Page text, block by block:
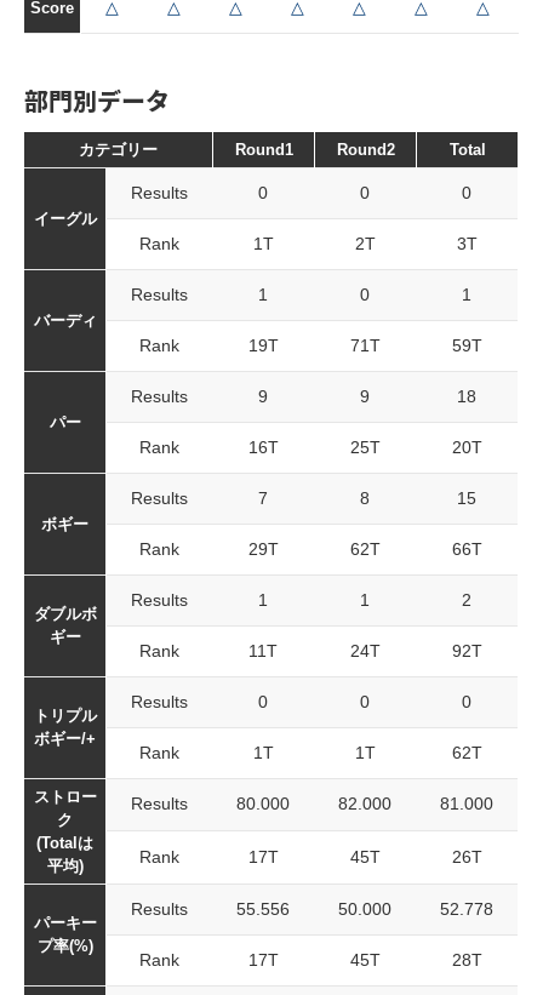
Score △ △ △ △ △ △ △
部門別データ
カテゴリー Round1 Round2 Total
イーグル
Results 0 0 0
Rank 1T 2T 3T
バーディ
Results 1 0 1
Rank 19T 71T 59T
パー
Results 9 9 18
Rank 16T 25T 20T
ボギー
Results 7 8 15
Rank 29T 62T 66T
ダブルボ
ギー
Results 1 1 2
Rank 11T 24T 92T
トリプル
ボギー/+
Results 0 0 0
Rank 1T 1T 62T
ストロー
ク
(Totalは
平均)
Results 80.000 82.000 81.000
Rank 17T 45T 26T
パーキー
プ率(%)
Results 55.556 50.000 52.778
Rank 17T 45T 28T